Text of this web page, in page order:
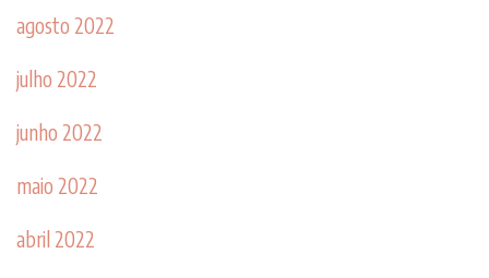
agosto 2022
julho 2022
junho 2022
maio 2022
abril 2022